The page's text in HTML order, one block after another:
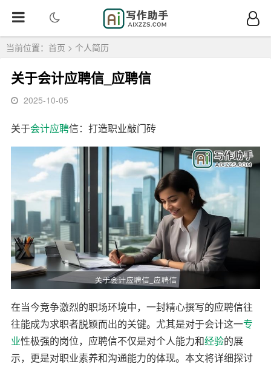
当前位置： 首页 > 个人简历
关于会计应聘信_应聘信
2025-10-05
关于会计应聘信：打造职业敲门砖
在当今竞争激烈的职场环境中，一封精心撰写的应聘信往
往能成为求职者脱颖而出的关键。尤其是对于会计这一专
业性极强的岗位，应聘信不仅是对个人能力和经验的展
示，更是对职业素养和沟通能力的体现。本文将详细探讨